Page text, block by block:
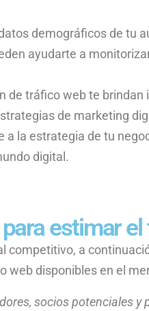
demográficos de tu
ayudarte a
de tráfico web te
de marketing
la estrategia de tu
digital.
estimar
competitivo, a
web disponibles en el
socios potenciales y